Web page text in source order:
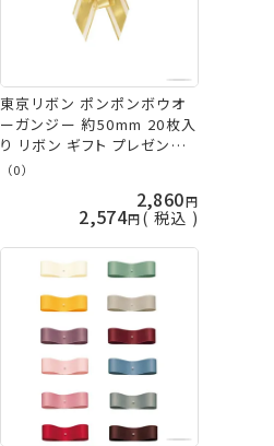
東京リボン ポンポンボウオ
ーガンジー 約50mm 20枚入
り リボン ギフト プレゼント
ラッピング 手芸の山久
（0）
2,860
2,574 税込